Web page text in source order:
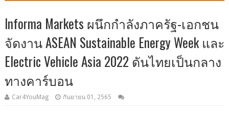
Informa Markets ผนึกกำลังภาครัฐ-เอกชน
จัดงาน ASEAN Sustainable Energy Week และ
Electric Vehicle Asia 2022 ดันไทยเป็นกลาง
ทางคาร์บอน
Car4YouMag กันยายน 01, 2565